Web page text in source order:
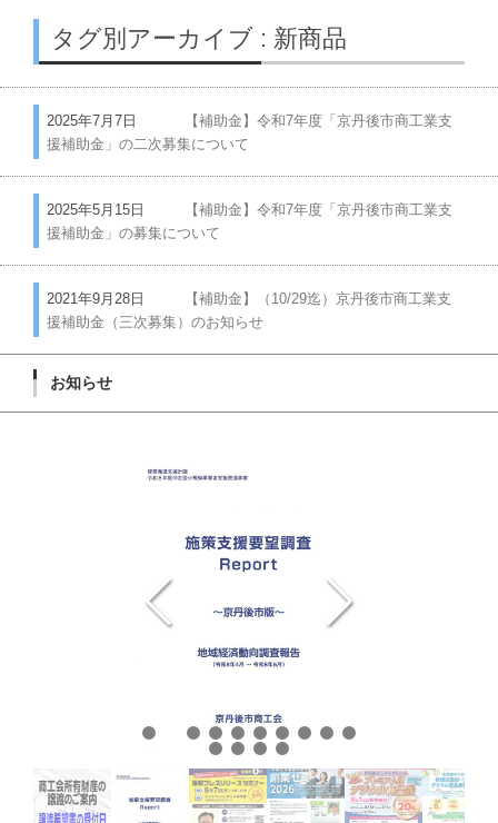
タグ別アーカイブ : 新商品
2025年7月7日
【補助金】令和7年度「京丹後市商工業支
援補助金」の二次募集について
2025年5月15日
【補助金】令和7年度「京丹後市商工業支
援補助金」の募集について
2021年9月28日
【補助金】（10/29迄）京丹後市商工業支
援補助金（三次募集）のお知らせ
お知らせ